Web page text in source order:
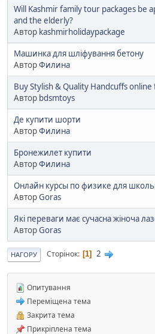
Will Kashmir family tour packages be
and the elderly?
Автор kashmirholidaypackage
Машинка для шліфування бетону
АвторФилина
Buy Stylish & Quality Handcuffs
Автор bdsmtoys
Де купити шорти
АвторФилина
Бронежилет купити
АвторФилина
Онлайн курсы по физике для
АвторGoras
Які переваги має сучасна жіноча
АвторGoras
НАГОРУ Сторінок 1 2
Опитування
Переміщена тема
Закрита тема
Прикріплена тема